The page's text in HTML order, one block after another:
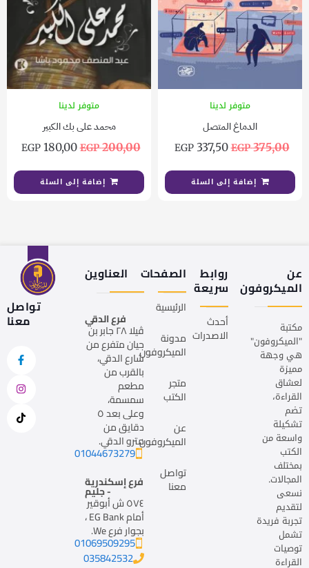
متوفر لدينا
الدماغ المتصل
375,00
EGP
337,50
EGP
إضافة إلى السلة
متوفر لدينا
محمد على بك الكبير
200,00
EGP
180,00
EGP
إضافة إلى السلة
عن
الميكروفون
مكتبة
"الميكروفون"
هي وجهة
مميزة
لعشاق
القراءة،
تضم
تشكيلة
واسعة من
الكتب
بمختلف
المجالات.
نسعى
لتقديم
تجربة فريدة
تشمل
توصيات
القراءة
روابط
سريعة
أحدث
الاصدرات
الصفحات
الرئيسية
مدونة
الميكروفون
متجر
الكتب
عن
الميكروفون
تواصل
معنا
العناوين
فرع الدقي
ڤيلا ٢٨ جابر بن
حيان متفرع من
شارع الدقي،
بالقرب من
مطعم
سمسمة،
وعلى بعد ٥
دقايق من
مترو الدقي.
01044673279
فرع إسكندرية
- جليم
٥٧٤ ش أبوقير
أمام EG Bank ،
بجوار فرع We.
01069509295
035842532
تواصل
معنا